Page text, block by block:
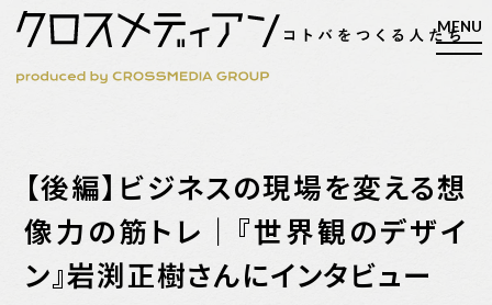
検索
マガジン
新刊ができるまで
【後編】ビジネスの現場を変える想
像力の筋トレ｜『世界観のデザイ
ン』岩渕正樹さんにインタビュー